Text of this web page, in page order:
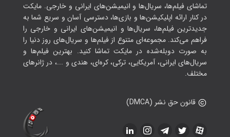
تماشای فیلم‌ها، سریال‌ها و انیمیشن‌های ایرانی و خارجی. مایکت
در کنار ارائه اپلیکیشن‌ها و بازی‌ها، دسترسی آسان و سریع شما به
جدیدترین فیلم‌ها، سریال‌ها و انیمیشن‌های ایرانی و خارجی را
فراهم می‌کند. مجموعه‌ای متنوع از فیلم‌ها و سریال‌های روز دنیا را
به صورت دوبله‌شده در مایکت تماشا کنید. بهترین فیلم‌ها و
سریال‌های ایرانی، آمریکایی، ترکی، کره‌ای، هندی و ...، در ژانرهای
مختلف.
قانون حق نشر (DMCA)